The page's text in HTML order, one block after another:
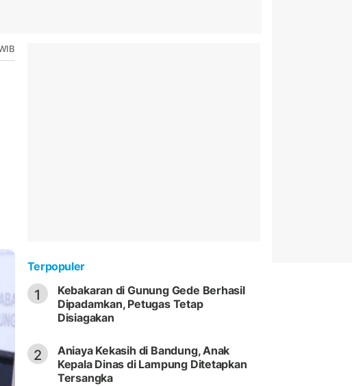
Terpopuler
1
Kebakaran di Gunung Gede Berhasil
Dipadamkan, Petugas Tetap
Disiagakan
2
Aniaya Kekasih di Bandung, Anak
Kepala Dinas di Lampung Ditetapkan
Tersangka